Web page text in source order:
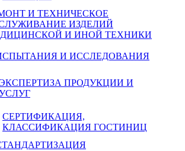
И ТЕХНИЧЕСКОЕ
ИЗДЕЛИЙ
И ИНОЙ ТЕХНИКИ
И ИССЛЕДОВАНИЯ
ПРОДУКЦИИ И
СЕРТИФИКАЦИЯ,
КЛАССИФИКАЦИЯ ГОСТИНИЦ